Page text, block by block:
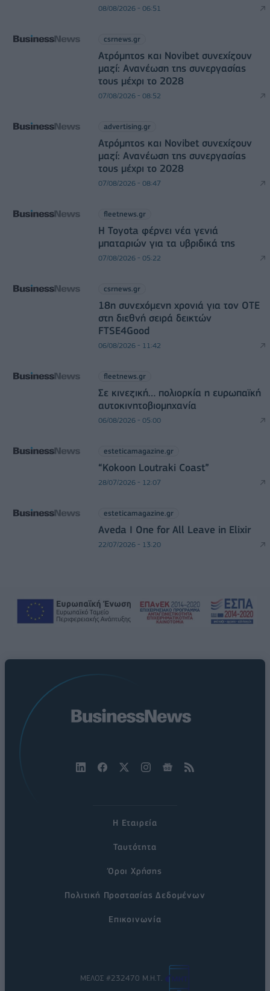
08/08/2026 - 06:51
csrnews.gr
Ατρόμητος και Novibet συνεχίζουν
μαζί: Ανανέωση της συνεργασίας
τους μέχρι το 2028
07/08/2026 - 08:52
advertising.gr
Ατρόμητος και Novibet συνεχίζουν
μαζί: Ανανέωση της συνεργασίας
τους μέχρι το 2028
07/08/2026 - 08:47
fleetnews.gr
Η Toyota φέρνει νέα γενιά
μπαταριών για τα υβριδικά της
07/08/2026 - 05:22
csrnews.gr
18η συνεχόμενη χρονιά για τον ΟΤΕ
στη διεθνή σειρά δεικτών
FTSE4Good
06/08/2026 - 11:42
fleetnews.gr
Σε κινεζική… πολιορκία η ευρωπαϊκή
αυτοκινητοβιομηχανία
06/08/2026 - 05:00
esteticamagazine.gr
“Kokoon Loutraki Coast”
28/07/2026 - 12:07
esteticamagazine.gr
Aveda I One for All Leave in Elixir
22/07/2026 - 13:20
Η Εταιρεία
Ταυτότητα
Όροι Χρήσης
Πολιτική Προστασίας Δεδομένων
Επικοινωνία
ΜΕΛΟΣ #232470 Μ.Η.Τ.